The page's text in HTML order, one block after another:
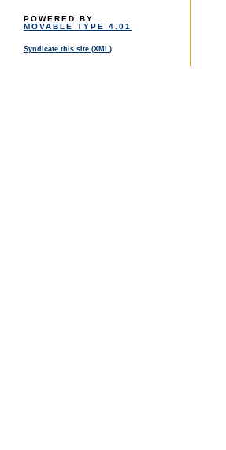
POWERED BY
MOVABLE TYPE 4.01
Syndicate this site (XML)